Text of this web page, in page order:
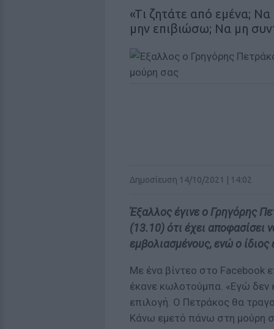
«Tι ζητάτε από εμένα;
μην επιβιώσω; Να μη
Δημοσίευση 14/10/2021 | 14:02
Έξαλλος έγινε ο Γρηγόρης
(13.10) ότι έχει αποφασίσει
εμβολιασμένους, ενώ ο ίδιος
Με ένα βίντεο στο Facebook
έκανε κωλοτούμπα. «Εγώ δεν
επιλογή. Ο Πετράκος θα
Κάνω εμετό πάνω στη μούρη